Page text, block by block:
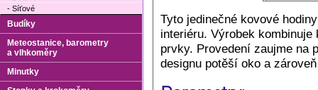
Tyto jedinečné kovové
interiéru. Výrobek
prvky. Provedení zaujme na
designu potěší oko a
- Síťové
Budíky
Meteostanice, barometry
a vlhkoměry
Minutky